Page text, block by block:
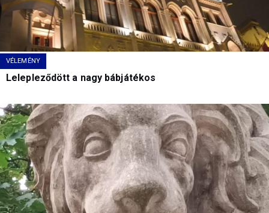
VÉLEMÉNY
Lelepleződött a nagy bábjátékos